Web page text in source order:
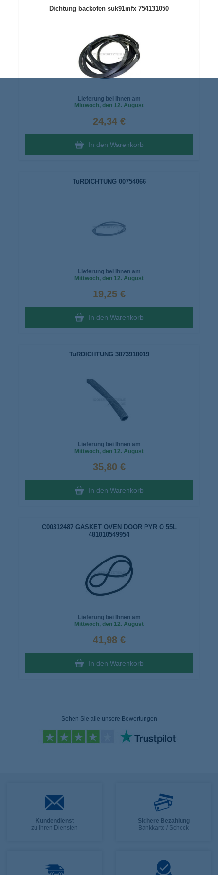
Dichtung backofen suk91mfx 754131050
Lieferung bei Ihnen am
Mittwoch, den 12. August
24,34 €
In den Warenkorb
TuRDICHTUNG 00754066
Lieferung bei Ihnen am
Mittwoch, den 12. August
19,25 €
In den Warenkorb
TuRDICHTUNG 3873918019
Lieferung bei Ihnen am
Mittwoch, den 12. August
35,80 €
In den Warenkorb
C00312487 GASKET OVEN DOOR PYR O 55L
481010549954
Lieferung bei Ihnen am
Mittwoch, den 12. August
41,98 €
In den Warenkorb
Sehen Sie alle unsere Bewertungen
Kundendienst
zu Ihren Diensten
Sichere Bezahlung
Bankkarte / Scheck